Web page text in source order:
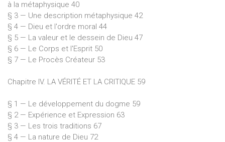
à la métaphysique 40
§ 3 — Une description métaphysique 42
§ 4 — Dieu et l'ordre moral 44
§ 5 — La valeur et le dessein de Dieu 47
§ 6 — Le Corps et l'Esprit 50
§ 7 — Le Procès Créateur 53
Chapitre IV. LA VÉRITÉ ET LA CRITIQUE 59
§ 1 — Le développement du dogme 59
§ 2 — Expérience et Expression 63
§ 3 — Les trois traditions 67
§ 4 — La nature de Dieu 72